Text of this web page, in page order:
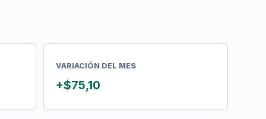
VARIACIÓN DEL MES
+$75,10